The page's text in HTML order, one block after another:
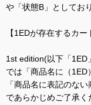
や「状態B」としてお
【1EDが存在するカー
1st edition(以下「1ED
では「商品名に（1ED
「商品名に表記のな
であらかじめご了承